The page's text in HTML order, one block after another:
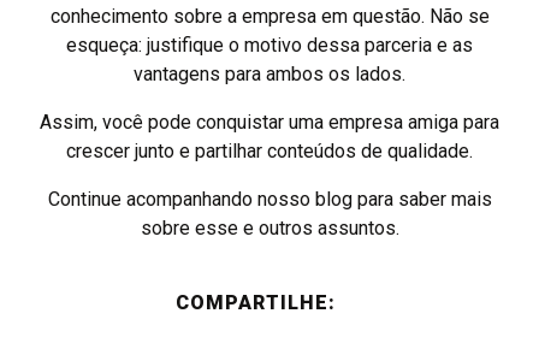
conhecimento sobre a empresa em questão. Não se
esqueça: justifique o motivo dessa parceria e as
vantagens para ambos os lados.
Assim, você pode conquistar uma empresa amiga para
crescer junto e partilhar conteúdos de qualidade.
Continue acompanhando nosso blog para saber mais
sobre esse e outros assuntos.
COMPARTILHE: